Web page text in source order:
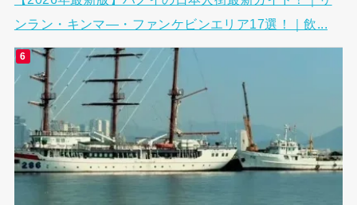
ンラン・キンマ―・ファンケビンエリア17選！｜飲...